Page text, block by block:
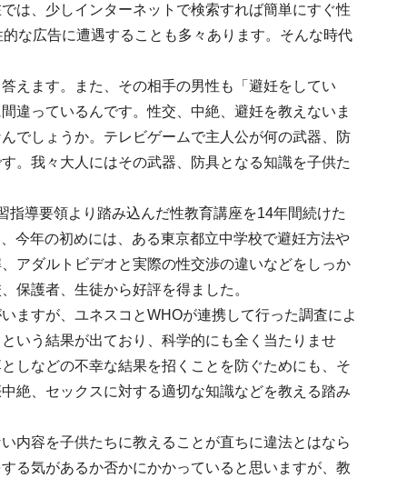
は、少しインターネットで検索すれば簡単にすぐ性
な広告に遭遇することも多々あります。そんな時代
えます。また、その相手の男性も「避妊をしてい
違っているんです。性交、中絶、避妊を教えないま
でしょうか。テレビゲームで主人公が何の武器、防
。我々大人にはその武器、防具となる知識を子供た
導要領より踏み込んだ性教育講座を14年間続けた
今年の初めには、ある東京都立中学校で避妊方法や
アダルトビデオと実際の性交渉の違いなどをしっか
保護者、生徒から好評を得ました。
ますが、ユネスコとWHOが連携して行った調査によ
いう結果が出ており、科学的にも全く当たりませ
しなどの不幸な結果を招くことを防ぐためにも、そ
絶、セックスに対する適切な知識などを教える踏み
内容を子供たちに教えることが直ちに違法とはなら
る気があるか否かにかかっていると思いますが、教